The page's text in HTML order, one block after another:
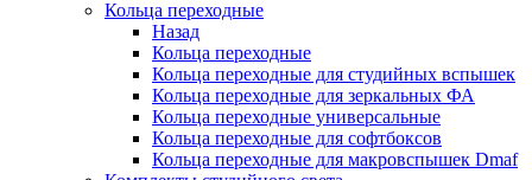
Кольца переходные
Назад
Кольца переходные
Кольца переходные для студийных вспышек
Кольца переходные для зеркальных ФА
Кольца переходные универсальные
Кольца переходные для софтбоксов
Кольца переходные для макровспышек Dmaf